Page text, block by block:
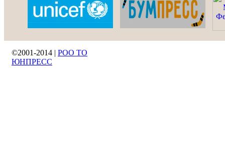
©2001-2014 | РОО ТО
ЮНПРЕСС